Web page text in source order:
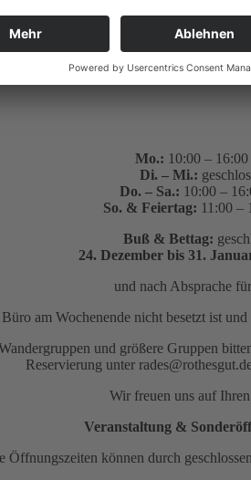
und diese auch bei schlechtem
Mo.: 10:00 –
Di. – Mi.:
Do. – Sa.: 10:00 –
So. & Feiertag: 11:00 –
Buß & Bettag:
24. Dezember bis 31.
und nach Absprache
Büro am Wochenende nicht besetzt ist
und größere Gruppen
Reservierung unter
Wir freuen uns auf
Veranstaltung &
Öffnungszeiten können durch